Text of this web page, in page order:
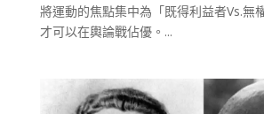
將運動的焦點集中為「既得利益者Vs.無
才可以在輿論戰佔優。...